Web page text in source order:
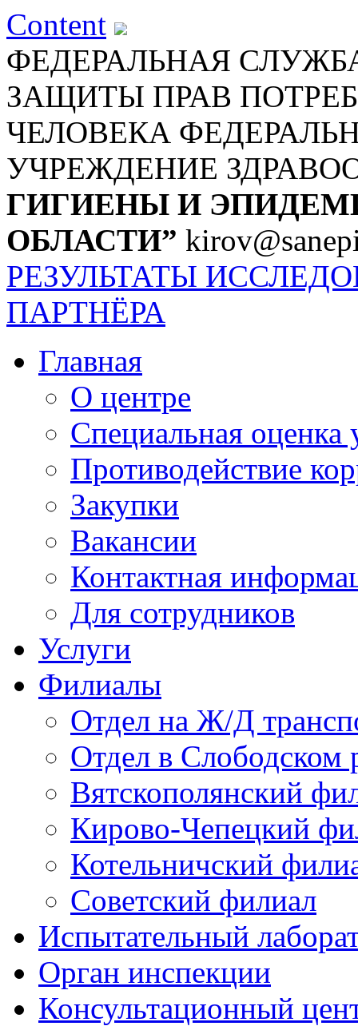
Content
ФЕДЕРАЛЬНАЯ
ЗАЩИТЫ ПРАВ
ЧЕЛОВЕКА
УЧРЕЖДЕНИЕ
ГИГИЕНЫ И
ОБЛАСТИ”
РЕЗУЛЬТАТЫ
ПАРТНЁРА
Главная
О центре
Специальная оценка
Противодействие
Закупки
Вакансии
Контактная
Для сотрудников
Услуги
Филиалы
Отдел на Ж/Д
Отдел в Слободском
Вятскополянский
Кирово-Чепецкий
Котельничский
Советский филиал
Испытательный
Орган инспекции
Консультационный